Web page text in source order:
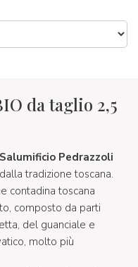
da taglio 2,5
Salumificio Pedrazzoli
tradizione toscana.
contadina toscana
composto da parti
del guanciale e
molto più